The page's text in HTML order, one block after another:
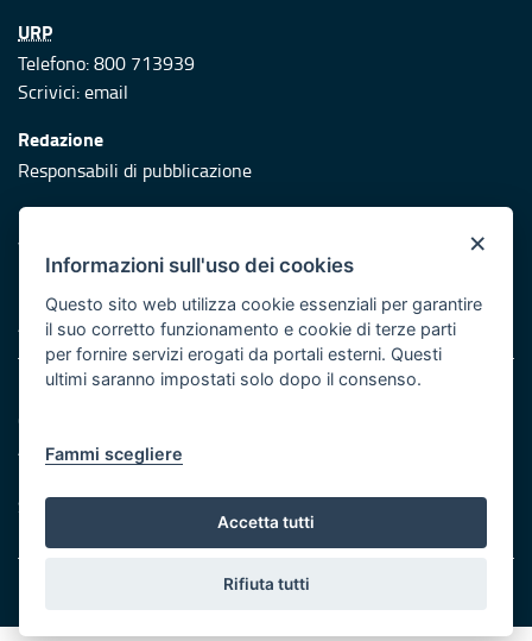
URP
Telefono: 800 713939
Scrivici:email
Redazione
Responsabili di pubblicazione
Protezione civile
Vai al sito di Protezione Civile Puglia
Iniziativa finanziata con risorse del POR Puglia 2014/2020 -
Asse XI
Note legali
Cookie e privacy
Atti di notifica
Servizi Intranet
© Regione Puglia
×
Informazioni sull'uso dei cookies
Questo sito web utilizza cookie essenziali per garantire
il suo corretto funzionamento e cookie di terze parti
per fornire servizi erogati da portali esterni. Questi
ultimi saranno impostati solo dopo il consenso.
Fammi scegliere
Accetta tutti
Rifiuta tutti